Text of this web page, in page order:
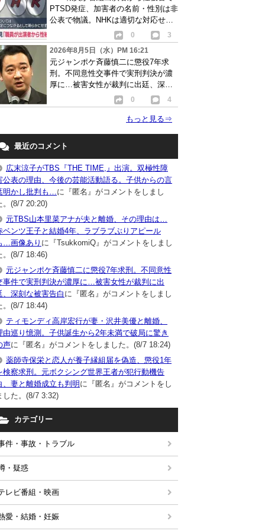
PTSD発症、加害者の名前・性別は非
公表で物議。NHKは適切な対応せず
0
3
2026年8月5日（水）PM 16:21
元ジャンポケ斉藤慎二に懲役7年求
刑。不同意性交事件で実刑判決が濃
厚に…被害女性が裁判に出廷、深刻
0 4
もっと見る⇒
最近のコメント
広末涼子がTBS『THE TIME,』出演。双極性障
公表の理由、今後の芸能活動語る。子供からの言
明かし批判も… に『匿名』がコメントをしまし
。(8/7 20:20)
元TBS山本里菜アナが夫と離婚、その理由は…
ベンツ王子と結婚4年、ラブラブぶりアピール
…画像あり に『TsukkomiQ』がコメントをしまし
。(8/7 18:46)
元ジャンポケ斉藤慎二に懲役7年求刑。不同意性
事件で実刑判決が濃厚に…被害女性が裁判に出
、深刻な被害告白 に『匿名』がコメントをしまし
。(8/7 18:44)
ティモンディ高岸宏行が妻・沢井美優と離婚、
由巡り憶測。子供誕生から2年未満で破局に驚き
声に『匿名』がコメントをしました。(8/7 18:24)
薬師寺保栄と恋人が養子縁組届を偽造、懲役1年
検察求刑。元ボクシング世界王者が犯行動機告
、妻と離婚成立も判明に『匿名』がコメントをし
した。(8/7 3:32)
カテゴリー
件・事故・トラブル
・疑惑
レビ番組・映画
愛・結婚・妊娠